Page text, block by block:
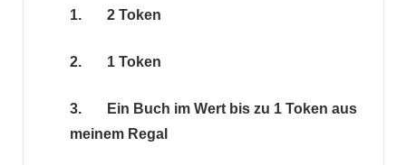
1. 2 Token
2. 1 Token
3. Ein Buch im Wert bis zu 1 Token aus
meinem Regal